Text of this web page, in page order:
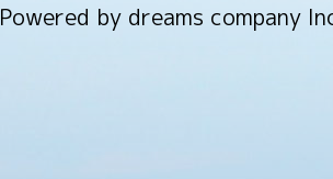
Powered by dreams company